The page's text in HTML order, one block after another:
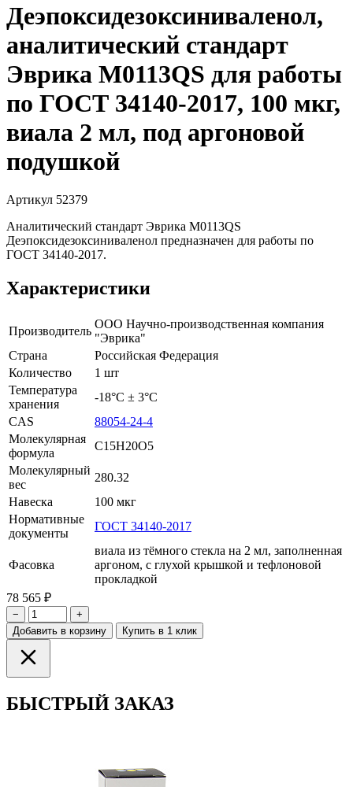
Деэпоксидезоксиниваленол,
аналитический стандарт
Эврика M0113QS для работы
по ГОСТ 34140-2017, 100 мкг,
виала 2 мл, под аргоновой
подушкой
Артикул 52379
Аналитический стандарт Эврика M0113QS
Деэпоксидезоксиниваленол предназначен для работы по
ГОСТ 34140-2017.
Характеристики
Производитель
ООО Научно-производственная компания
"Эврика"
Страна
Российская Федерация
Количество
1 шт
Температура
хранения
-18°С ± 3°С
CAS
88054-24-4
Молекулярная
формула
C15H20O5
Молекулярный
вес
280.32
Навеска
100 мкг
Нормативные
документы
ГОСТ 34140-2017
Фасовка
виала из тёмного стекла на 2 мл, заполненная
аргоном, с глухой крышкой и тефлоновой
прокладкой
78 565 ₽
−
+
Добавить в корзину
Купить в 1 клик
БЫСТРЫЙ ЗАКАЗ